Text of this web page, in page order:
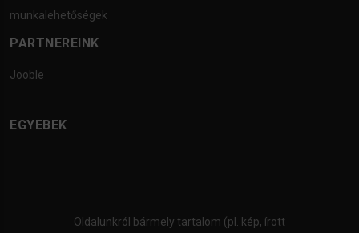
munkalehetőségek
PARTNEREINK
Jooble
EGYEBEK
Oldalunkról bármely tartalom (pl. kép, írott